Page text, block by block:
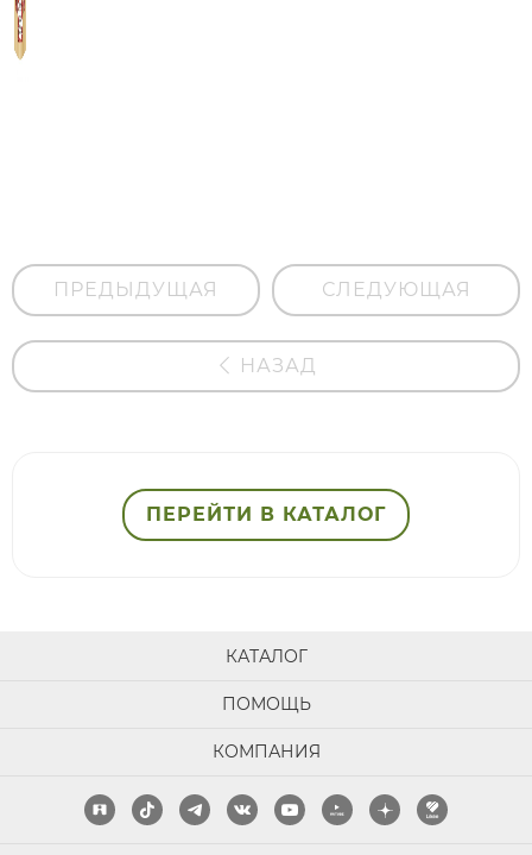
ПРЕДЫДУЩАЯ СЛЕДУЮЩАЯ
НАЗАД
ПЕРЕЙТИ В КАТАЛОГ
КАТАЛОГ
ПОМОЩЬ
КОМПАНИЯ